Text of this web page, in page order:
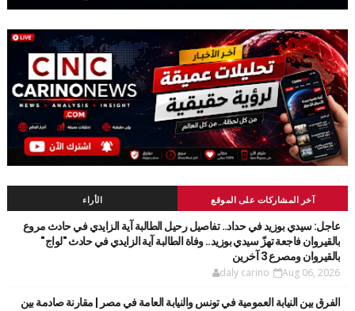
آخر المشاركات على الموقع الأراء
عاجل: سيدي بوزيد في حداد.. تفاصيل رحيل الطالبة آية الزايدي في حادث مروع
بالقيروان فاجعة تهزّ سيدي بوزيد.. وفاة الطالبة آية الزايدي في حادث "لواج"
بالقيروان ومصرع 3 آخرين
daly carino Aug 06, 2026
الفرق بين النيابة العمومية في تونس والنيابة العامة في مصر | مقارنة صادمة بين